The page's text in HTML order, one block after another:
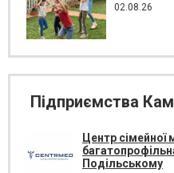
02.08.26
Підприємства
Центр сімейної
Подільському